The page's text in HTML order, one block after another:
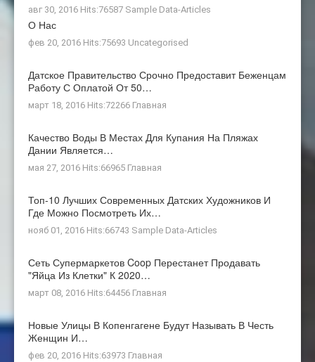
авг 30, 2016 Hits:76587 Sample Data-Articles
О Нас
фев 20, 2016 Hits:75693 Uncategorised
Датское Правительство Срочно Предоставит Беженцам
Работу С Оплатой От 50…
март 18, 2016 Hits:72266 Главная
Качество Воды В Местах Для Купания На Пляжах
Дании Является…
мая 27, 2016 Hits:66965 Главная
Топ-10 Лучших Современных Датских Художников И
Где Можно Посмотреть Их…
нояб 01, 2016 Hits:66743 Sample Data-Articles
Сеть Супермаркетов Coop Перестанет Продавать
"яйца Из Клетки" К 2020…
март 08, 2016 Hits:64456 Главная
Новые Улицы В Копенгагене Будут Называть В Честь
Женщин И…
фев 20, 2016 Hits:63973 Главная